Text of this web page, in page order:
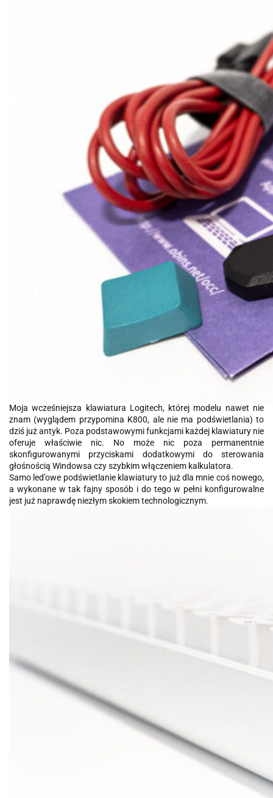
Moja wcześniejsza klawiatura Logitech, której modelu nawet nie
znam (wyglądem przypomina K800, ale nie ma podświetlania) to
dziś już antyk. Poza podstawowymi funkcjami każdej klawiatury nie
oferuje właściwie nic. No może nic poza permanentnie
skonfigurowanymi przyciskami dodatkowymi do sterowania
głośnością Windowsa czy szybkim włączeniem kalkulatora.
Samo led’owe podświetlanie klawiatury to już dla mnie coś nowego,
a wykonane w tak fajny sposób i do tego w pełni konfigurowalne
jest już naprawdę niezłym skokiem technologicznym.